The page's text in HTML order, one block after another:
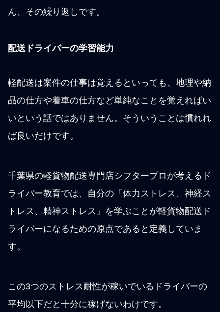
ん、その繰り返しです。
配送ドライバーの学習能力
軽配送は案件の仕事は覚えるといっても、地理や納
品の仕方や着車の仕方など単純なことを覚えればい
いという話ではありません。そういうことは慣れれ
ば良いだけです。
千葉県の軽貨物配送専門店シフタープロが考えるド
ライバー教育では、自分の「体力ストレス、神経ス
トレス、精神ストレス」を学ぶことが軽貨物配送ド
ライバーになるための原点であると定義していま
す。
この3つのストレス耐性が稼いでいるドライバーの
平均以下だと十分に稼げないわけです。